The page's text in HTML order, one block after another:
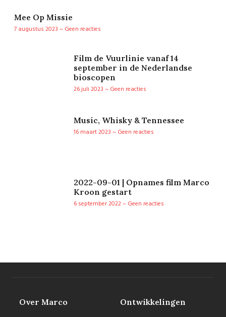
Mee Op Missie
7 augustus 2023
Geen reacties
Film de Vuurlinie vanaf 14
september in de Nederlandse
bioscopen
26 juli 2023
Geen reacties
Music, Whisky & Tennessee
16 maart 2023
Geen reacties
2022-09-01 | Opnames film Marco
Kroon gestart
6 september 2022
Geen reacties
Over Marco Ontwikkelingen